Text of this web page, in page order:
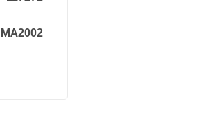
МА2002